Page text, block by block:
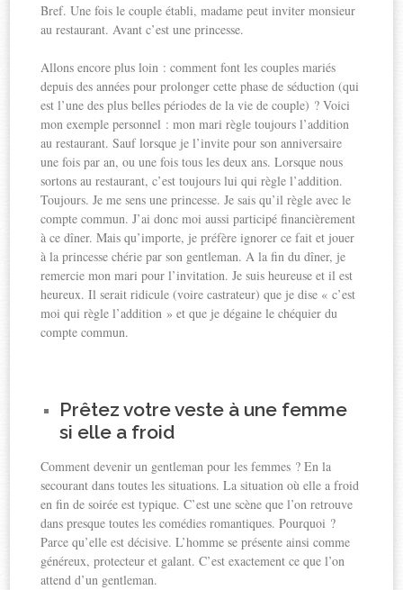
Bref. Une fois le couple établi, madame peut inviter monsieur
au restaurant. Avant c’est une princesse.
Allons encore plus loin : comment font les couples mariés
depuis des années pour prolonger cette phase de séduction (qui
est l’une des plus belles périodes de la vie de couple) ? Voici
mon exemple personnel : mon mari règle toujours l’addition
au restaurant. Sauf lorsque je l’invite pour son anniversaire
une fois par an, ou une fois tous les deux ans. Lorsque nous
sortons au restaurant, c’est toujours lui qui règle l’addition.
Toujours. Je me sens une princesse. Je sais qu’il règle avec le
compte commun. J’ai donc moi aussi participé financièrement
à ce dîner. Mais qu’importe, je préfère ignorer ce fait et jouer
à la princesse chérie par son gentleman. A la fin du dîner, je
remercie mon mari pour l’invitation. Je suis heureuse et il est
heureux. Il serait ridicule (voire castrateur) que je dise « c’est
moi qui règle l’addition » et que je dégaine le chéquier du
compte commun.
Prêtez votre veste à une femme
si elle a froid
Comment devenir un gentleman pour les femmes ? En la
secourant dans toutes les situations. La situation où elle a froid
en fin de soirée est typique. C’est une scène que l’on retrouve
dans presque toutes les comédies romantiques. Pourquoi ?
Parce qu’elle est décisive. L’homme se présente ainsi comme
généreux, protecteur et galant. C’est exactement ce que l’on
attend d’un gentleman.